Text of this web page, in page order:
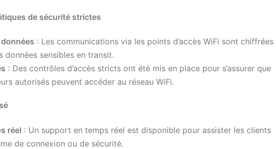
de sécurité strictes
: Les communications via les points d’accès WiFi sont chiffrées
données sensibles en transit.
: Des contrôles d’accès stricts ont été mis en place pour s’assurer que
autorisés peuvent accéder au réseau WiFi.
réel : Un support en temps réel est disponible pour assister les clients
de connexion ou de sécurité.